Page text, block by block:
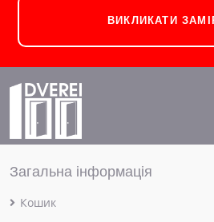
ВИКЛИКАТИ
Загальна інформація
Кошик